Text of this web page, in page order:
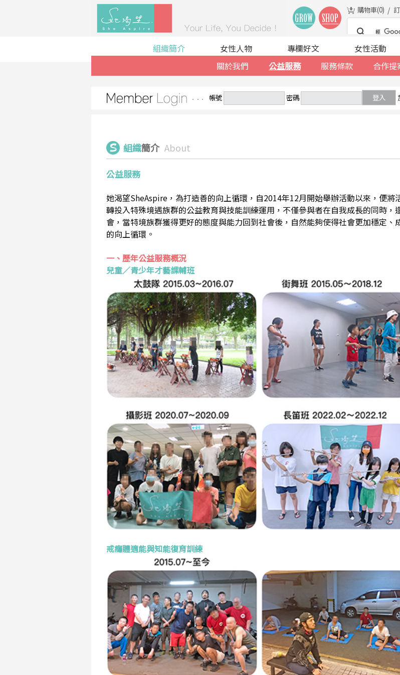
購物車(0)
組織簡介
關於我們
公益服務 服務條款 合作提
女性人物 專欄好文 女性活動
帳號 密碼 登入
組織簡介 About
公益服務
她渴望SheAspire，為打造善的向上循環，自2014年12月開始舉辦活動以來，便將
轉投入特殊境遇族群的公益教育與技能訓練運用，不僅參與者在自我成長的同時
會，當特境族群獲得更好的態度與能力回到社會後，自然能夠使得社會更加穩定
的向上循環。
一、歷年公益服務概況
兒童／青少年才藝課輔班
戒癮體適能與知能復育訓練